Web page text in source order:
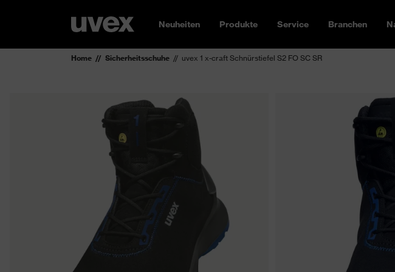
Neuheiten Produkte Service Branchen
Home Sicherheitsschuhe uvex 1 x-craft Schnürstiefel S2 FO SC SR